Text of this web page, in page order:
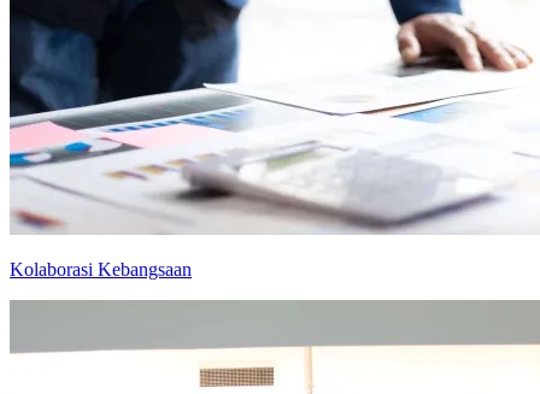
Kolaborasi Kebangsaan